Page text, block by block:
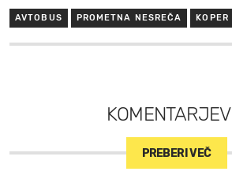
AVTOBUS PROMETNA NESREČA KOPER
KOMENTARJEV
PREBERI VEČ